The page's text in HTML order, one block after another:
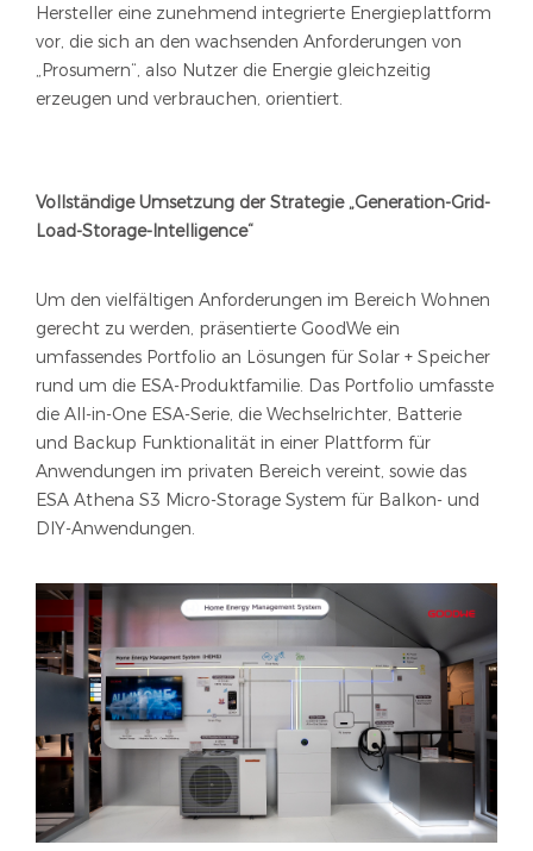
Hersteller eine zunehmend integrierte Energieplattform
vor, die sich an den wachsenden Anforderungen von
„Prosumern“, also Nutzer die Energie gleichzeitig
erzeugen und verbrauchen, orientiert.
Vollständige Umsetzung der Strategie „Generation-Grid-
Load-Storage-Intelligence“
Um den vielfältigen Anforderungen im Bereich Wohnen
gerecht zu werden, präsentierte GoodWe ein
umfassendes Portfolio an Lösungen für Solar + Speicher
rund um die ESA-Produktfamilie. Das Portfolio umfasste
die All-in-One ESA-Serie, die Wechselrichter, Batterie
und Backup Funktionalität in einer Plattform für
Anwendungen im privaten Bereich vereint, sowie das
ESA Athena S3 Micro-Storage System für Balkon- und
DIY-Anwendungen.